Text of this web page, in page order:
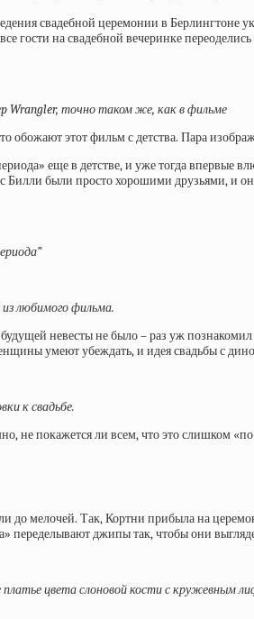
свадебной церемонии в
гости на свадебной вечеринке
Wrangler, точно таком же, как в фильме
обожают этот фильм с детства. Пара
еще в детстве, и уже тогда впервые
были просто хорошими друзьями, и он
любимого фильма.
невесты не было – раз уж
умеют убеждать, и идея свадьбы с
к свадьбе.
не покажется ли всем, что это слишком
до мелочей. Так, Кортни прибыла на
переделывают джипы так, чтобы они
цвета слоновой кости с кружевным